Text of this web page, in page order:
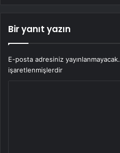
Bir yanıt yazın
E-posta adresiniz yayınlanmayacak.
işaretlenmişlerdir